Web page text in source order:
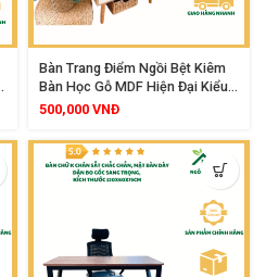
Bàn Trang Điểm Ngồi Bệt Kiêm
Bàn Học Gỗ MDF Hiện Đại Kiểu
Bắc Âu Cho Phòng Ngủ Nhỏ,
500,000 VNĐ